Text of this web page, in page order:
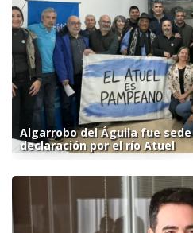
Algarrobo del Águila fue
declaración por el río Atuel